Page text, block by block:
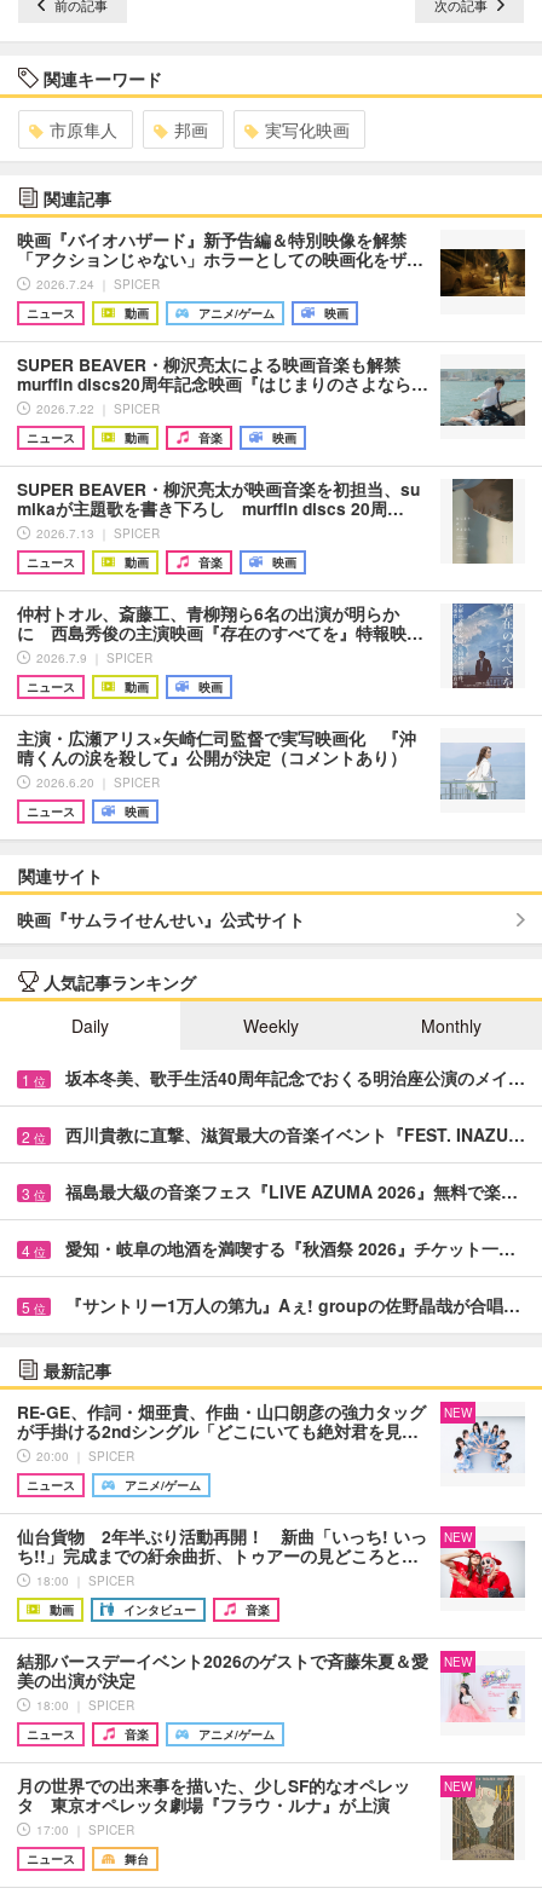
前の記事 次の記事
関連キーワード
市原隼人 邦画 実写化映画
関連記事
映画『バイオハザード』新予告編＆特別映像を解禁
「アクションじゃない」ホラーとしての映画化をザ…
2026.7.24 ｜ SPICER
ニュース
動画 アニメ/ゲーム 映画
SUPER BEAVER・柳沢亮太による映画音楽も解禁
murffin discs20周年記念映画『はじまりのさよなら…
2026.7.22 ｜ SPICER
ニュース
動画 音楽 映画
SUPER BEAVER・柳沢亮太が映画音楽を初担当、su
mikaが主題歌を書き下ろし murffin discs 20周…
2026.7.13 ｜ SPICER
ニュース
動画 音楽 映画
仲村トオル、斎藤工、青柳翔ら6名の出演が明らか
に 西島秀俊の主演映画『存在のすべてを』特報映…
2026.7.9 ｜ SPICER
ニュース
動画 映画
主演・広瀬アリス×矢崎仁司監督で実写映画化 『沖
晴くんの涙を殺して』公開が決定（コメントあり）
2026.6.20 ｜ SPICER
ニュース
映画
関連サイト
映画『サムライせんせい』公式サイト
人気記事ランキング
Daily
Weekly Monthly
1 位 坂本冬美、歌手生活40周年記念でおくる明治座公演のメイ…
2 位 西川貴教に直撃、滋賀最大の音楽イベント『FEST. INAZU…
3 位 福島最大級の音楽フェス『LIVE AZUMA 2026』無料で楽…
4 位 愛知・岐阜の地酒を満喫する『秋酒祭 2026』チケット一…
5 位 『サントリー1万人の第九』Aぇ! groupの佐野晶哉が合唱…
最新記事
RE-GE、作詞・畑亜貴、作曲・山口朗彦の強力タッグ
が手掛ける2ndシングル「どこにいても絶対君を見…
20:00 ｜ SPICER
ニュース
アニメ/ゲーム
NEW
仙台貨物 2年半ぶり活動再開！ 新曲「いっち! いっ
ち!!」完成までの紆余曲折、トゥアーの見どころと…
18:00 ｜ SPICER
動画
インタビュー 音楽
NEW
結那バースデーイベント2026のゲストで斉藤朱夏＆愛
美の出演が決定
18:00 ｜ SPICER
ニュース
音楽 アニメ/ゲーム
NEW
月の世界での出来事を描いた、少しSF的なオペレッ
タ 東京オペレッタ劇場『フラウ・ルナ』が上演
17:00 ｜ SPICER
ニュース
舞台
NEW